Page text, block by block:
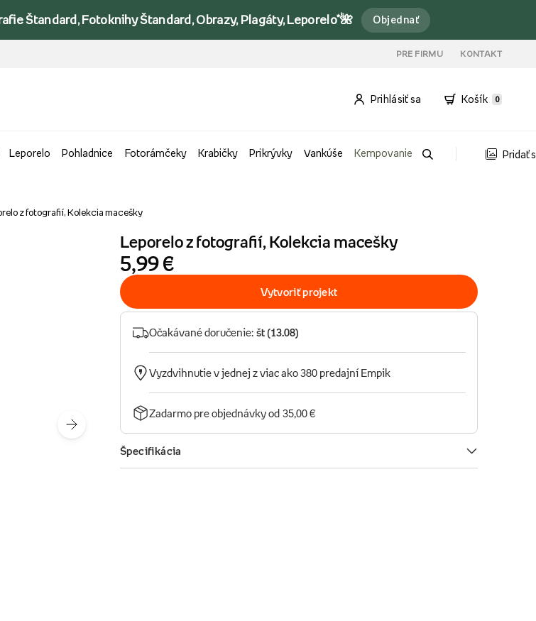
Štandard, Fotoknihy Štandard, Obrazy, Plagáty, Leporelo*🌺 Objednať
PRE FIRMU KONTAKT
Prihlásiť sa Košík 0
Leporelo Pohladnice Fotorámčeky Krabičky Prikrývky Vankúše Kempovanie Pridať
z fotografií, Kolekcia macešky